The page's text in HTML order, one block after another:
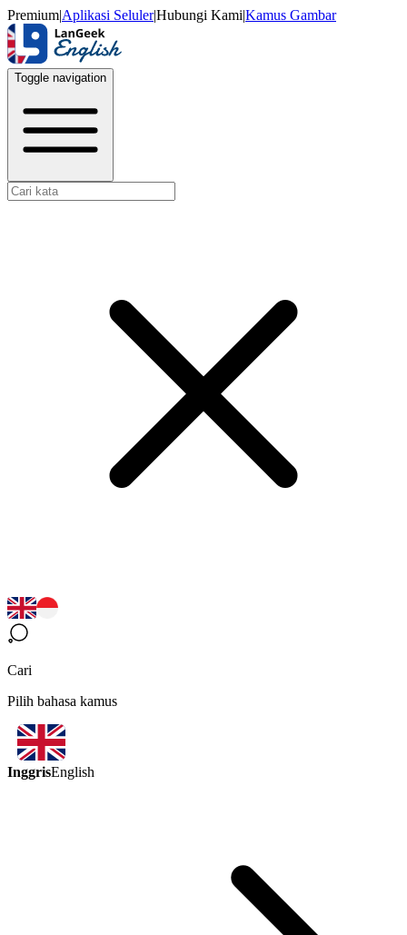
Premium|Aplikasi Seluler|Hubungi Kami|Kamus Gambar
Toggle navigation
Cari
Pilih bahasa kamus
InggrisEnglish